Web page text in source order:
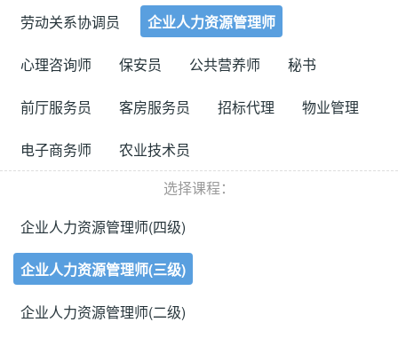
劳动关系协调员
企业人力资源管理师
心理咨询师 保安员 公共营养师 秘书
前厅服务员 客房服务员 招标代理 物业管理
电子商务师
农业技术员
选择课程：
企业人力资源管理师(四级)
企业人力资源管理师(三级)
企业人力资源管理师(二级)